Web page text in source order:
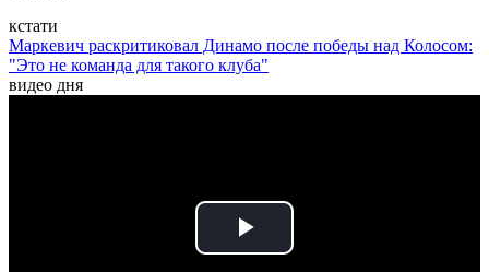
кстати
Маркевич раскритиковал Динамо после победы над Колосом:
"Это не команда для такого клуба"
видео дня
Play